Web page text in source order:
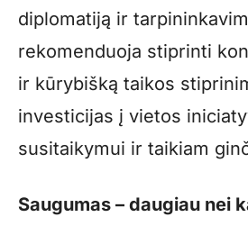
diplomatiją ir
rekomenduoja stiprinti
ir kūrybišką taikos
investicijas į vietos
susitaikymui ir taikiam
Saugumas – daugiau nei